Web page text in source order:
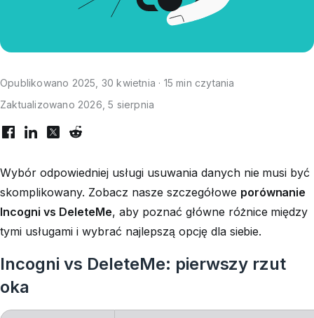
Opublikowano 2025, 30 kwietnia · 15 min czytania
Zaktualizowano 2026, 5 sierpnia
Wybór odpowiedniej usługi usuwania danych nie musi być
skomplikowany. Zobacz nasze szczegółowe porównanie
Incogni vs DeleteMe, aby poznać główne różnice między
tymi usługami i wybrać najlepszą opcję dla siebie.
Incogni vs DeleteMe: pierwszy rzut
oka